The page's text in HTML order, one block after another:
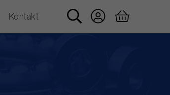
Kontakt